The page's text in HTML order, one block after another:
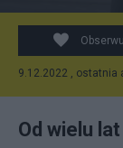
9.12.2022 , ostatnia
Od wielu